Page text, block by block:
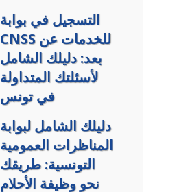
التسجيل في بوابة
CNSS للخدمات عن
بعد: دليلك الشامل
لأسئلتك المتداولة
في تونس
دليلك الشامل لبوابة
المناظرات العمومية
التونسية: طريقك
نحو وظيفة الأحلام